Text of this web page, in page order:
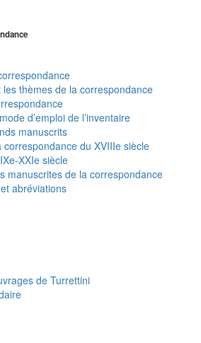
thèmes de la correspondance
d’emploi de l’inventaire
manuscrits
correspondance du XVIIIe siècle
XXIe siècle
manuscrites de la correspondance
abréviations
de Turrettini